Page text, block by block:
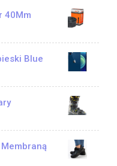
40Mm
Blue